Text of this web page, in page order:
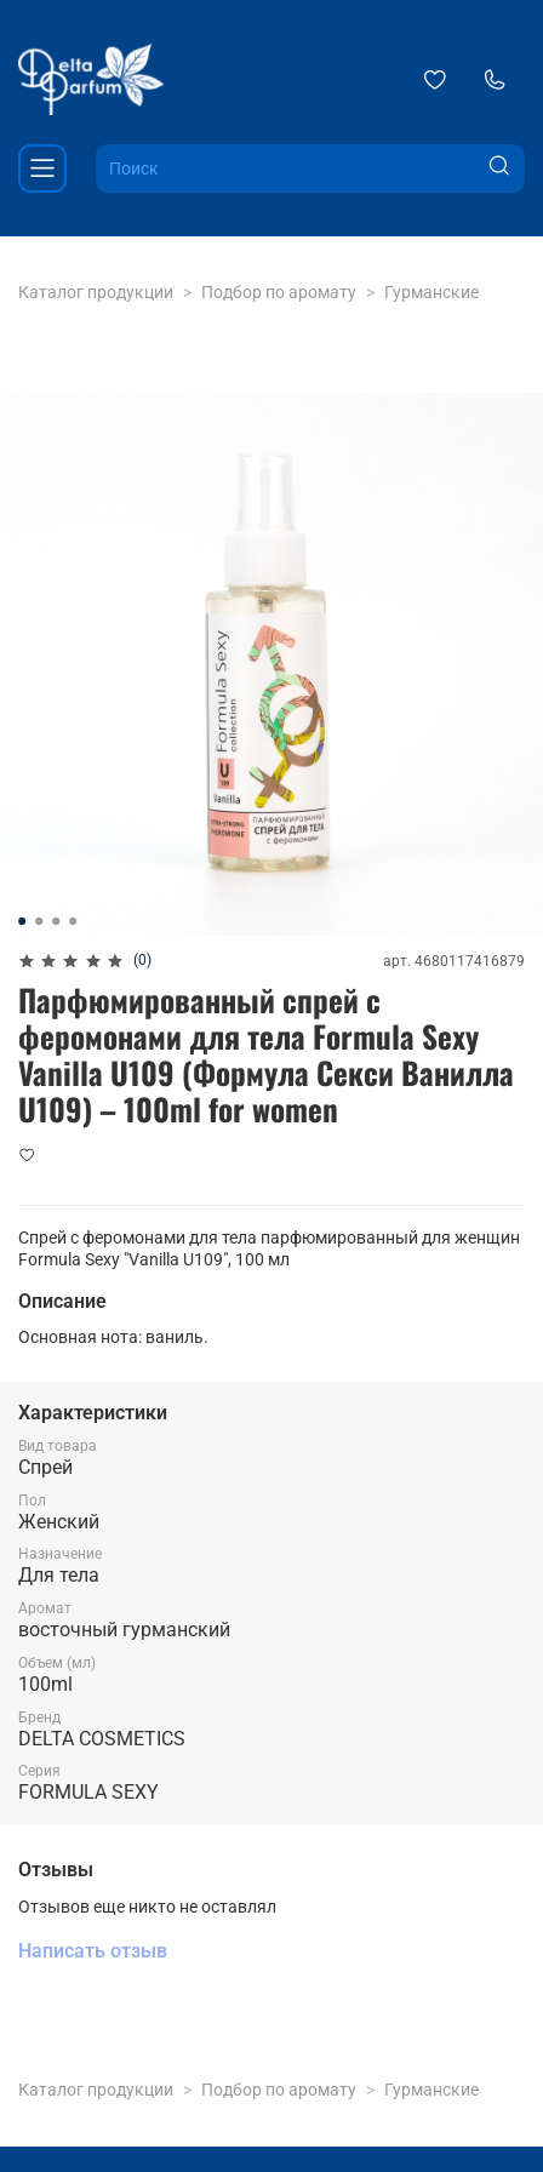
Каталог продукции Подбор по аромату Гурманские
(0) арт. 4680117416879
Парфюмированный спрей с
феромонами для тела Formula Sexy
Vanilla U109 (Формула Секси Ванилла
U109) – 100ml for women
Спрей с феромонами для тела парфюмированный для женщин
Formula Sexy "Vanilla U109", 100 мл
Описание
Основная нота: ваниль.
Характеристики
Вид товара
Спрей
Пол
Женский
Назначение
Для тела
Аромат
восточный гурманский
Объем (мл)
100ml
Бренд
DELTA COSMETICS
Серия
FORMULA SEXY
Отзывы
Отзывов еще никто не оставлял
Написать отзыв
Каталог продукции Подбор по аромату Гурманские